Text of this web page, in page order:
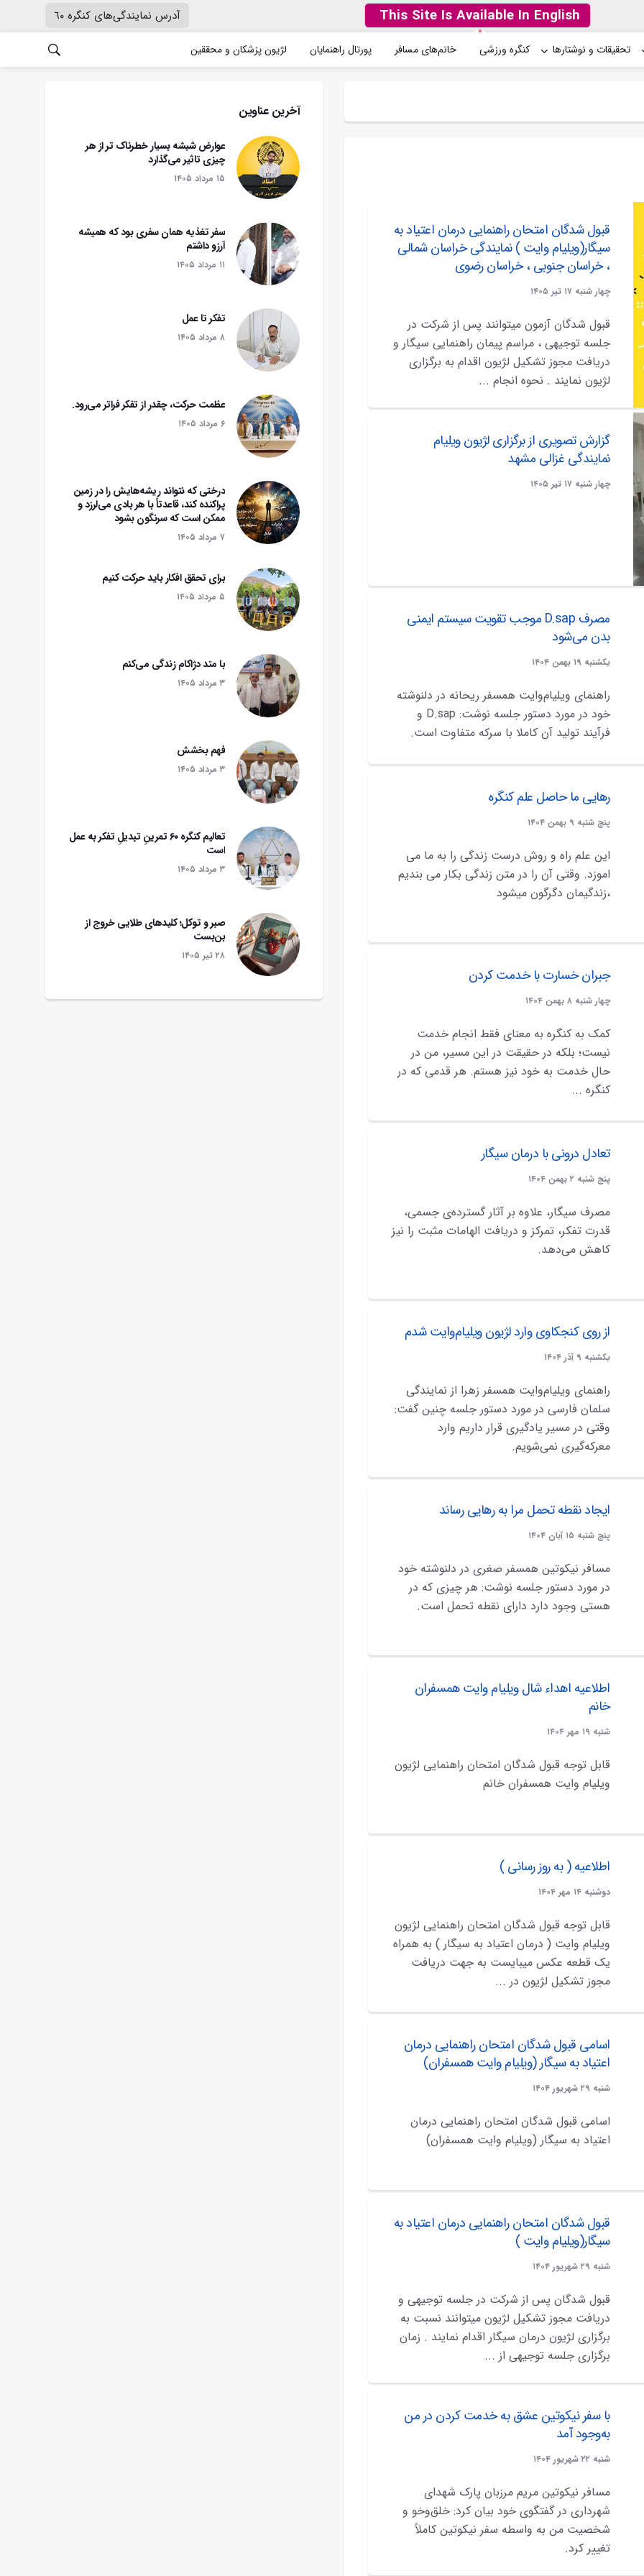
آدرس نمایندگی‌های کنگره ٦٠ This Site Is Available In English
تحقیقات و نوشتارها کنگره ورزشی خانم‌های مسافر پورتال راهنمایان لژیون پزشکان و محققین
قبول شدگان امتحان راهنمایی درمان اعتیاد به
سیگار(ویلیام وایت ) نمایندگی خراسان شمالی
، خراسان جنوبی ، خراسان رضوی
چهار شنبه ۱۷ تير ۱۴۰۵
قبول شدگان آزمون میتوانند پس از شرکت در
جلسه توجیهی ، مراسم پیمان راهنمایی سیگار و
دریافت مجوز تشکیل لژیون اقدام به برگزاری
لژیون نمایند . نحوه انجام ...
گزارش تصویری از برگزاری لژیون ویلیام
نمایندگی غزالی مشهد
چهار شنبه ۱۷ تير ۱۴۰۵
مصرف D.sap موجب تقویت سیستم ایمنی
بدن می‌شود
يکشنبه ۱۹ بهمن ۱۴۰۴
راهنمای ویلیام‌وایت همسفر ریحانه در دلنوشته
خود در مورد دستور جلسه نوشت: D.sap و
فرآیند تولید آن کاملا با سرکه متفاوت است.
رهایی ما حاصل علم کنگره
پنج شنبه ۹ بهمن ۱۴۰۴
این علم راه و روش درست زندگی را به ما می
اموزد. وقتی آن را در متن زندگی بکار می بندیم
،زندگیمان دگرگون میشود
جبران خسارت با خدمت کردن
چهار شنبه ۸ بهمن ۱۴۰۴
کمک به کنگره به معنای فقط انجام خدمت
نیست؛ بلکه در حقیقت در این مسیر، من در
حال خدمت به خود نیز هستم. هر قدمی که در
کنگره ...
تعادل درونی با درمان سیگار
پنج شنبه ۲ بهمن ۱۴۰۴
مصرف سیگار، علاوه بر آثار گسترده‌ی جسمی،
قدرت تفکر، تمرکز و دریافت الهامات مثبت را نیز
کاهش می‌دهد.
از روی کنجکاوی وارد لژیون ویلیام‌وایت شدم
يکشنبه ۹ آذر ۱۴۰۴
راهنمای ویلیام‌وایت همسفر زهرا از نمایندگی
سلمان فارسی در مورد دستور جلسه چنین گفت:
وقتی در مسیر یادگیری قرار داریم وارد
معرکه‌گیری نمی‌شویم.
ایجاد نقطه تحمل مرا به رهایی رساند
پنج شنبه ۱۵ آبان ۱۴۰۴
مسافر نیکوتین همسفر صغری در دلنوشته خود
در مورد دستور جلسه نوشت: هر چیزی که در
هستی وجود دارد دارای نقطه تحمل است.
اطلاعیه اهداء شال ویلیام وایت همسفران
خانم
شنبه ۱۹ مهر ۱۴۰۴
قابل توجه قبول شدگان امتحان راهنمایی لژیون
ویلیام وایت همسفران خانم
اطلاعیه ( به روز رسانی )
دوشنبه ۱۴ مهر ۱۴۰۴
قابل توجه قبول شدگان امتحان راهنمایی لژیون
ویلیام وایت ( درمان اعتیاد به سیگار ) به همراه
یک قطعه عکس میبایست به جهت دریافت
مجوز تشکیل لژیون در ...
اسامی قبول شدگان امتحان راهنمایی درمان
اعتیاد به سیگار (ویلیام وایت همسفران)
شنبه ۲۹ شهريور ۱۴۰۴
اسامی قبول شدگان امتحان راهنمایی درمان
اعتیاد به سیگار (ویلیام وایت همسفران)
قبول شدگان امتحان راهنمایی درمان اعتیاد به
سیگار(ویلیام وایت )
شنبه ۲۹ شهريور ۱۴۰۴
قبول شدگان پس از شرکت در جلسه توجیهی و
دریافت مجوز تشکیل لژیون میتوانند نسبت به
برگزاری لژیون درمان سیگار اقدام نمایند . زمان
برگزاری جلسه توجیهی از ...
با سفر نیکوتین عشق به خدمت کردن در من
به‌وجود آمد
شنبه ۲۲ شهريور ۱۴۰۴
مسافر نیکوتین مریم مرزبان پارک شهدای
شهرداری در گفتگوی خود بیان کرد: خلق‌وخو و
شخصیت من به واسطه سفر نیکوتین کاملاً
تغییر کرد.
آخرین عناوین
عوارض شیشه بسیار خطرناک تر از هر
چیزی تاثیر می‌گذارد
۱۵ مرداد ۱۴۰۵
سفر تغذیه همان سفری بود که همیشه
آرزو داشتم
۱۱ مرداد ۱۴۰۵
تفکر تا عمل
۸ مرداد ۱۴۰۵
عظمت حرکت، چقدر از تفکر فراتر می‌رود.
۶ مرداد ۱۴۰۵
درختی که نتواند ریشه‌هایش را در زمین
پراکنده کند، قاعدتاً با هر بادی می‌لرزد و
ممکن است که سرنگون بشود‌
۷ مرداد ۱۴۰۵
برای تحقق افکار باید حرکت کنیم
۵ مرداد ۱۴۰۵
با متد دژاکام زندگی می‌کنم
۳ مرداد ۱۴۰۵
فهم بخشش
۳ مرداد ۱۴۰۵
تعالیم کنگره ۶۰ تمرینِ تبدیلِ تفکر به عمل
است
۳ مرداد ۱۴۰۵
صبر و توکل؛ کلیدهای طلایی خروج از
بن‌بست
۲۸ تير ۱۴۰۵